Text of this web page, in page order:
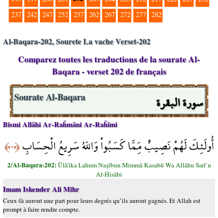
237 242 247 252 257 262 267 272 277 282
Al-Baqara-202, Sourete La vache Verset-202
Comparez toutes les traductions de la sourate Al-
Baqara - verset 202 de français
سورة البقرة Sourate Al-Baqara
Bismi Allāhi Ar-Raĥmāni Ar-Raĥīmi
أُولَئِكَ لَهُمْ نَصِيبٌ مِّمَّا كَسَبُواْ وَاللّهُ سَرِيعُ الْحِسَابِ﴿٢٠٢﴾
2/Al-Baqara-202:Ūlā'ika Lahum Naşībun Mimmā Kasabū Wa Allāhu Sarī`u
Al-Ĥisābi
Imam Iskender Ali Mihr
Ceux-là auront une part pour leurs degrés qu’ils auront gagnés. Et Allah est
prompt à faire rendre compte.